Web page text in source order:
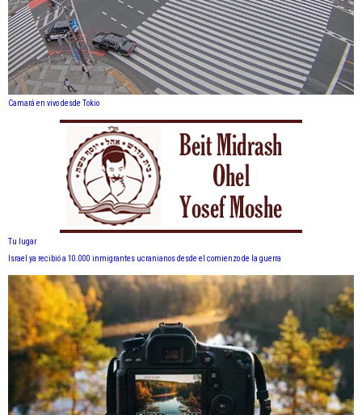
Camará en vivo desde Tokio
Tu lugar
Israel ya recibió a 10.000 inmigrantes ucranianos desde el comienzo de la guerra